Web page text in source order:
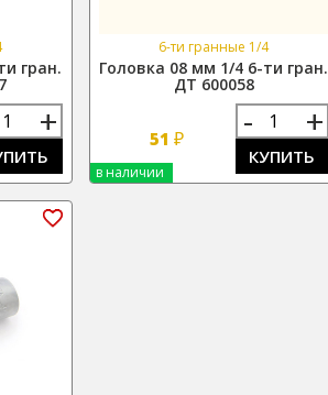
гран.
+
6-ти гранные 1/4
Головка 08 мм 1/4 6-ти гран.
ДТ 600058
51₽ - +
КУПИТЬ
в наличии